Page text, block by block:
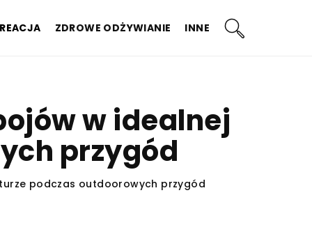
ZDROWE ODŻYWIANIE INNE
w idealnej
przygód
podczas outdoorowych przygód